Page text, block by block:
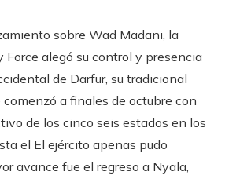
sobre Wad Madani, la
Force alegó su control y presencia
de Darfur, su tradicional
a finales de octubre con
de los cinco seis estados en los
el El ejército apenas pudo
avance fue el regreso a Nyala,